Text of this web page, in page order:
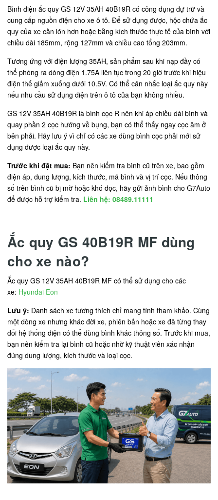
Bình điện ắc quy GS 12V 35AH 40B19R có công dụng dự trữ và
cung cấp nguồn điện cho xe ô tô. Để sử dụng được, hộc chứa ắc
quy của xe cần lớn hơn hoặc bằng kích thước thực tế của bình với
chiều dài 185mm, rộng 127mm và chiều cao tổng 203mm.
Tương ứng với điện lượng 35AH, sản phẩm sau khi nạp đầy có
thể phóng ra dòng điện 1.75A liên tục trong 20 giờ trước khi hiệu
điện thế giảm xuống dưới 10.5V. Có thể cân nhắc loại ắc quy này
nếu nhu cầu sử dụng điện trên ô tô của bạn không nhiều.
GS 12V 35AH 40B19R là bình cọc R nên khi áp chiều dài bình và
quay phần 2 cọc hướng về bụng, bạn có thể thấy ngay cọc âm ở
bên phải. Hãy lưu ý vì chỉ có các xe dùng bình cọc phải mới sử
dụng được loại ắc quy này.
Trước khi đặt mua: Bạn nên kiểm tra bình cũ trên xe, bao gồm
điện áp, dung lượng, kích thước, mã bình và vị trí cọc. Nếu thông
số trên bình cũ bị mờ hoặc khó đọc, hãy gửi ảnh bình cho G7Auto
để được hỗ trợ kiểm tra. Liên hệ: 08489.11111
Ắc quy GS 40B19R MF dùng
cho xe nào?
Ắc quy GS 12V 35AH 40B19R MF có thể sử dụng cho các
xe: Hyundai Eon
Lưu ý: Danh sách xe tương thích chỉ mang tính tham khảo. Cùng
một dòng xe nhưng khác đời xe, phiên bản hoặc xe đã từng thay
đổi hệ thống điện có thể dùng bình khác thông số. Trước khi mua,
bạn nên kiểm tra lại bình cũ hoặc nhờ kỹ thuật viên xác nhận
đúng dung lượng, kích thước và loại cọc.